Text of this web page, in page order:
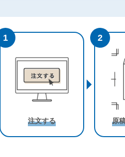
W240 x H332 mm
A4用紙が折らずに入る
角形A4号
W228 x H312
A4用紙が折らず
W142 x H205 mm
B6用紙が折らずに入る
W229 x H324
A4用紙が折らず
注文する 原